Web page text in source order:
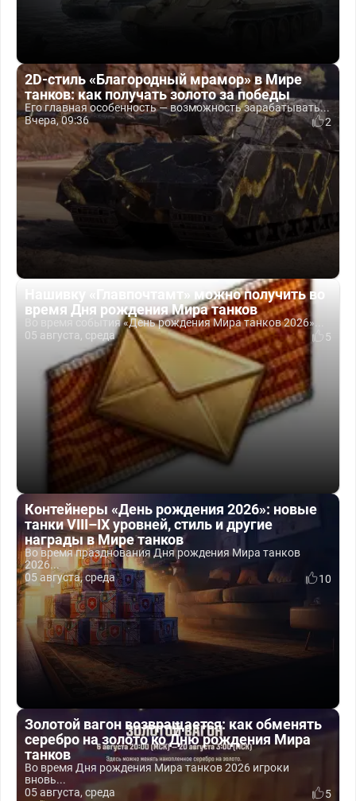
2D-стиль «Благородный мрамор» в Мире
танков: как получать золото за победы
Его главная особенность — возможность зарабатывать...
Вчера, 09:36
2
Нашивку «Главпочтамт» можно получить во
время Дня рождения Мира танков
Во время события «День рождения Мира танков 2026»...
05 августа, среда
5
Контейнеры «День рождения 2026»: новые
танки VIII–IX уровней, стиль и другие
награды в Мире танков
Во время празднования Дня рождения Мира танков
2026...
05 августа, среда
10
Золотой вагон возвращается: как обменять
серебро на золото ко Дню рождения Мира
танков
Во время Дня рождения Мира танков 2026 игроки
вновь...
05 августа, среда
5